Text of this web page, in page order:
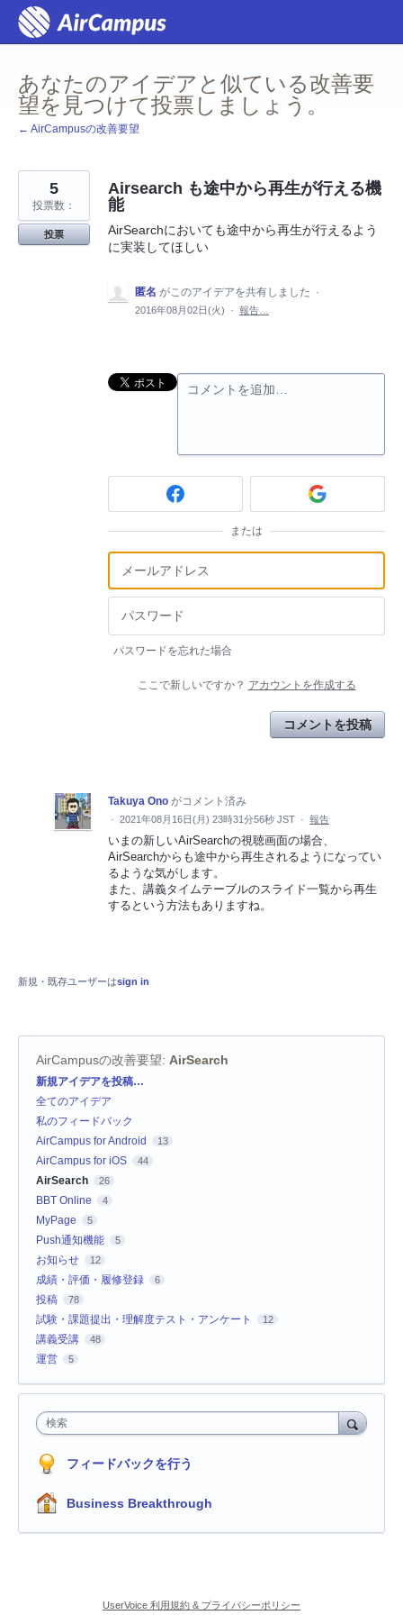
コ
ン
テ
へ
ス
キ
プ
あなたのアイデアと似ている改善要
望を見つけて投票しましょう。
← AirCampusの改善要望
Airsearch も途中から再生が行える機
能
AirSearchにおいても途中から再生が行えるよう
に実装してほしい
5
投票数：
投票
匿名 がこのアイデアを共有しました
·
2016年08月02日(火)
· 報告…
コメントを追加…
または
パスワードを忘れた場合
ここで新しいですか？ アカウントを作成する
コメントを投稿
Takuya Ono がコメント済み
· 2021年08月16日(月) 23時31分56秒 JST · 報告
いまの新しいAirSearchの視聴画面の場合、
AirSearchからも途中から再生されるようになってい
るような気がします。
また、講義タイムテーブルのスライド一覧から再生
するという方法もありますね。
新規・既存ユーザーはsign in
AirCampusの改善要望: AirSearch
カ
テ
ゴ
新規アイデアを投稿…
全てのアイデア
私のフィードバック
AirCampus for Android
13
AirCampus for iOS 44
AirSearch 26
BBT Online 4
MyPage 5
Push通知機能 5
お知らせ 12
成績・評価・履修登録 6
投稿 78
試験・課題提出・理解度テスト・アンケート 12
講義受講 48
運営 5
検索
フィードバックを行う
Business Breakthrough
UserVoice 利用規約 & プライバシーポリシー